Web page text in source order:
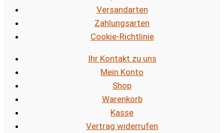
Versandarten
Zahlungsarten
Cookie-Richtlinie
Ihr Kontakt zu uns
Mein Konto
Shop
Warenkorb
Kasse
Vertrag widerrufen